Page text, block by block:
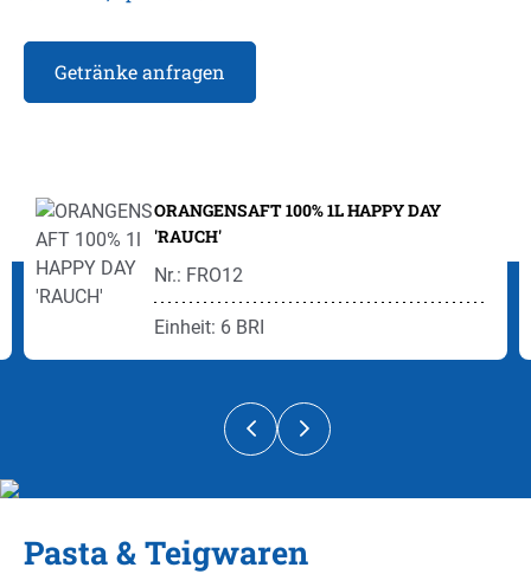
Getränke anfragen
ORANGENSAFT 100% 1L HAPPY DAY
'RAUCH'
Nr.: FRO12
Einheit: 6 BRI
Pasta & Teigwaren